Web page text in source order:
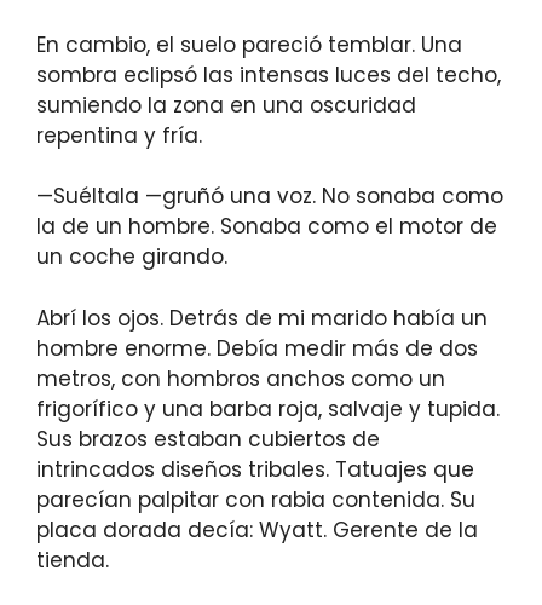
En cambio, el suelo pareció temblar. Una
sombra eclipsó las intensas luces del techo,
sumiendo la zona en una oscuridad
repentina y fría.
—Suéltala —gruñó una voz. No sonaba como
la de un hombre. Sonaba como el motor de
un coche girando.
Abrí los ojos. Detrás de mi marido había un
hombre enorme. Debía medir más de dos
metros, con hombros anchos como un
frigorífico y una barba roja, salvaje y tupida.
Sus brazos estaban cubiertos de
intrincados diseños tribales. Tatuajes que
parecían palpitar con rabia contenida. Su
placa dorada decía: Wyatt. Gerente de la
tienda.